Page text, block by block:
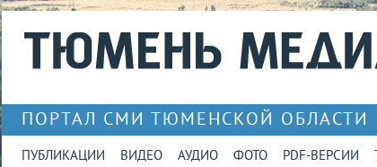
ПОРТАЛ СМИ ТЮМЕНСКОЙ ОБЛАСТИ
ПУБЛИКАЦИИ ВИДЕО АУДИО ФОТО PDF-ВЕРСИИ